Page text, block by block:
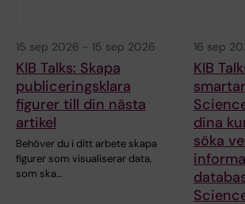
15 sep 2026 - 15 sep 2026
KIB Talks: Skapa
publiceringsklara
figurer till din nästa
artikel
Behöver du i ditt arbete skapa
figurer som visualiserar data,
som ska…
16 sep
KIB
dina
söka